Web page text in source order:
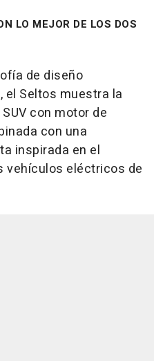
LO MEJOR DE LOS DOS
de diseño
el Seltos muestra la
con motor de
con una
inspirada en el
vehículos eléctricos de